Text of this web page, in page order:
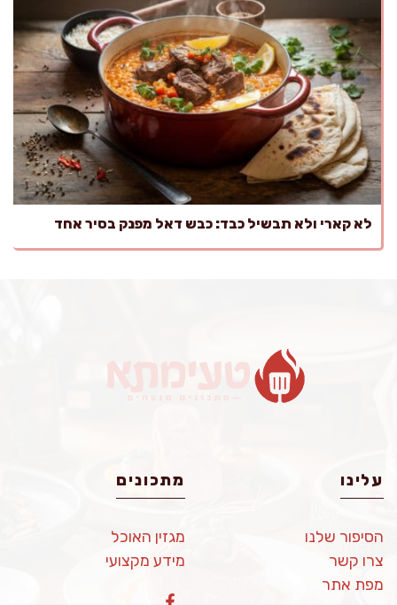
לא קארי ולא תבשיל כבד: כבש דאל מפנק בסיר אחד
עלינו
הסיפור שלנו
צרו קשר
מפת אתר
מתכונים
מגזין האוכל
מידע מקצועי